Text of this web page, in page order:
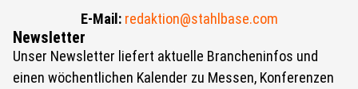
Newsletter
Unser Newsletter liefert aktuelle Brancheninfos und
einen wöchentlichen Kalender zu Messen, Konferenzen
E-Mail: redaktion@stahlbase.com